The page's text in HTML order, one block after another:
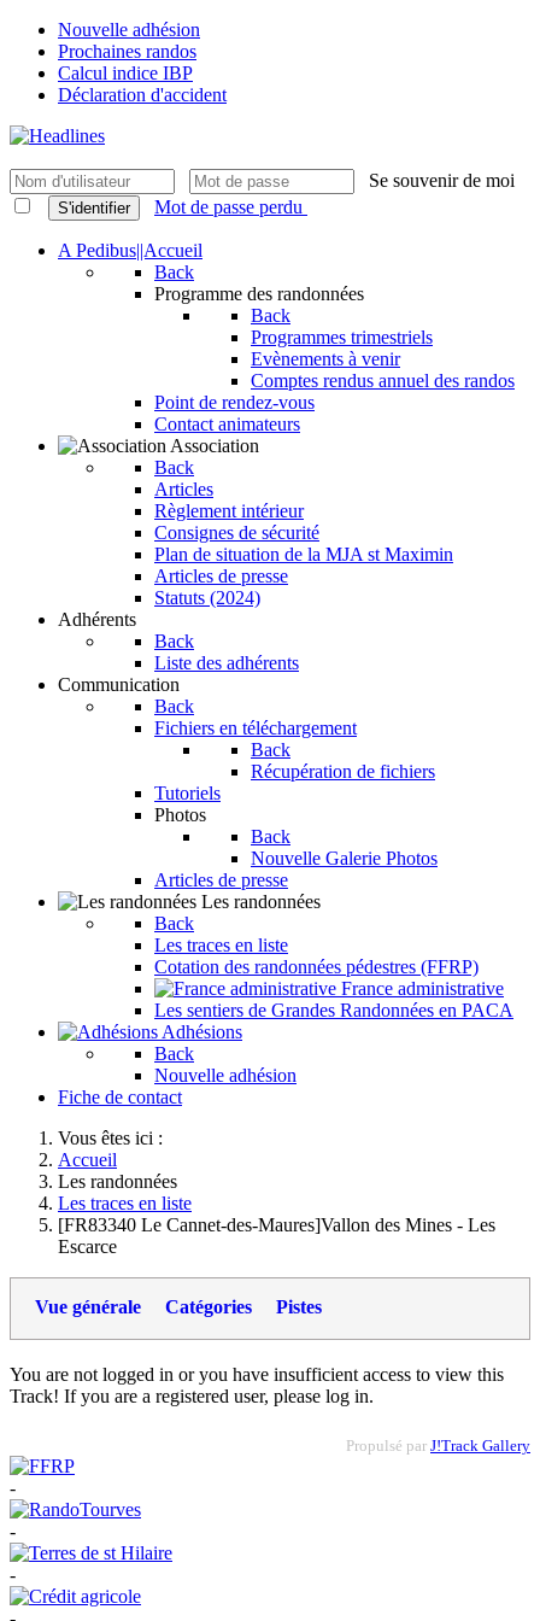
Nouvelle adhésion
Prochaines randos
Calcul indice IBP
Déclaration d'accident
Se souvenir de moi
S'identifier Mot de passe perdu
A Pedibus||Accueil
Back
Programme des randonnées
Back
Programmes trimestriels
Evènements à venir
Comptes rendus annuel des randos
Point de rendez-vous
Contact animateurs
Association
Back
Articles
Règlement intérieur
Consignes de sécurité
Plan de situation de la MJA st Maximin
Articles de presse
Statuts (2024)
Adhérents
Back
Liste des adhérents
Communication
Back
Fichiers en téléchargement
Back
Récupération de fichiers
Tutoriels
Photos
Back
Nouvelle Galerie Photos
Articles de presse
Les randonnées
Back
Les traces en liste
Cotation des randonnées pédestres (FFRP)
France administrative
Les sentiers de Grandes Randonnées en PACA
Adhésions
Back
Nouvelle adhésion
Fiche de contact
Vous êtes ici :
Accueil
Les randonnées
Les traces en liste
[FR83340 Le Cannet-des-Maures]Vallon des Mines - Les
Escarce
Vue générale Catégories Pistes
You are not logged in or you have insufficient access to view this
Track! If you are a registered user, please log in.
Propulsé par J!Track Gallery
-
-
-